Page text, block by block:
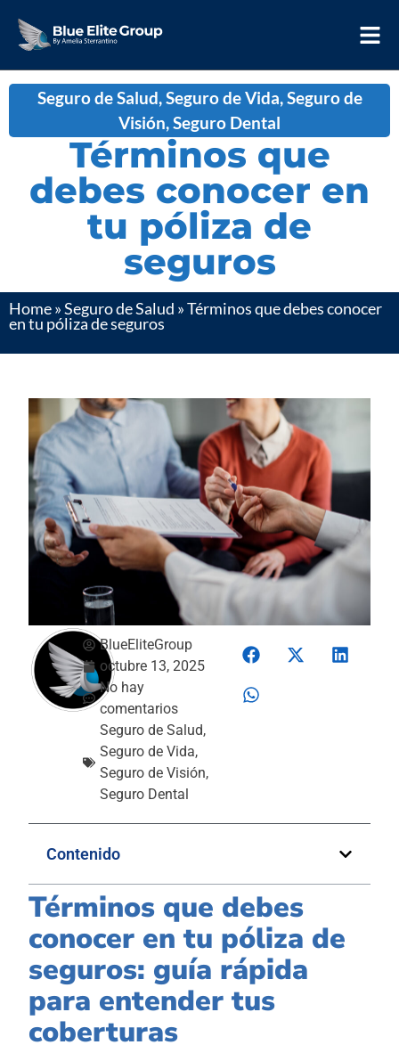
Seguro de Salud,Seguro de Vida,Seguro de
Visión,Seguro Dental
Términos que
debes conocer en
tu póliza de
seguros
Home»Seguro de Salud »Términos que debes conocer
en tu póliza de seguros
BlueEliteGroup
octubre 13, 2025
No hay
comentarios
Seguro de Salud,
Seguro de Vida,
Seguro de Visión,
Seguro Dental
Contenido
Términos que debes
conocer en tu póliza de
seguros: guía rápida
para entender tus
coberturas